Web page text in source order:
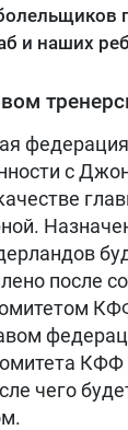
и наших
с
после
КФФ
чего